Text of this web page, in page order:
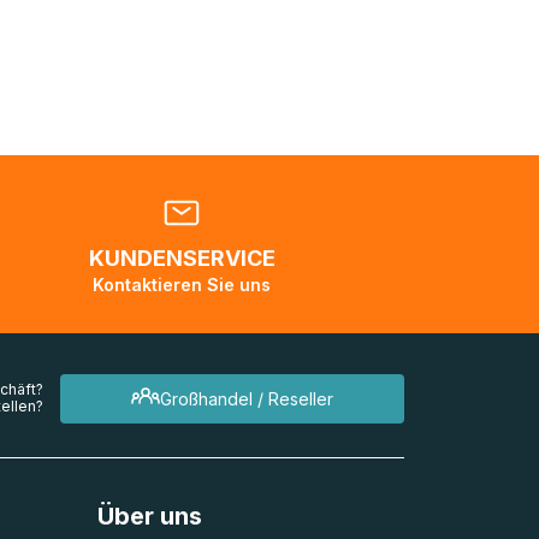
KUNDENSERVICE
Kontaktieren Sie uns
Großhandel / Reseller
Über uns